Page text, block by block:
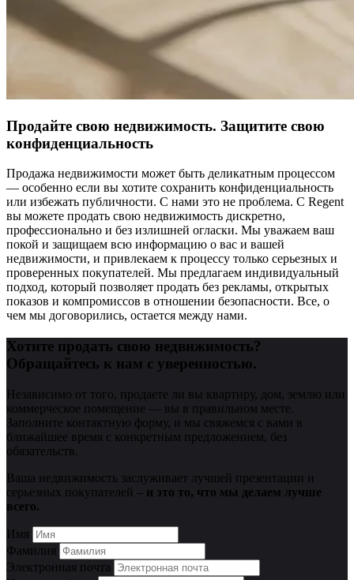
Продайте свою недвижимость. Защитите свою
конфиденциальность
Продажа недвижимости может быть деликатным процессом
— особенно если вы хотите сохранить конфиденциальность
или избежать публичности. С нами это не проблема. С Regent
вы можете продать свою недвижимость дискретно,
профессионально и без излишней огласки. Мы уважаем ваш
покой и защищаем всю информацию о вас и вашей
недвижимости, и привлекаем к процессу только серьезных и
проверенных покупателей. Мы предлагаем индивидуальный
подход, который позволяет продать без рекламы, открытых
показов и компромиссов в отношении безопасности. Все, о
чем мы договорились, остается между нами.
Хотите продать свою недвижимость?
Обращайтесь к нам с уверенностью.
Независимо от того, продаете ли вы квартиру, дом, землю или
коммерческое помещение — вы в правильном месте.
Заполните контактную форму, и мы свяжемся с вами в
ближайшее время с конкретным предложением, без
обязательств.
Ваша недвижимость заслуживает лучшей презентации и
серьезных покупателей – и это то, что мы делаем лучше
всего.
Имя
Фамилия
Электронная почта